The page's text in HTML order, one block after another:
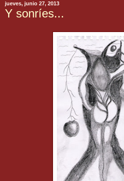
jueves, junio 27, 2013
Y sonríes...